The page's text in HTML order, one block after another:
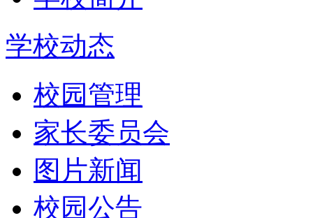
学校动态
校园管理
家长委员会
图片新闻
校园公告